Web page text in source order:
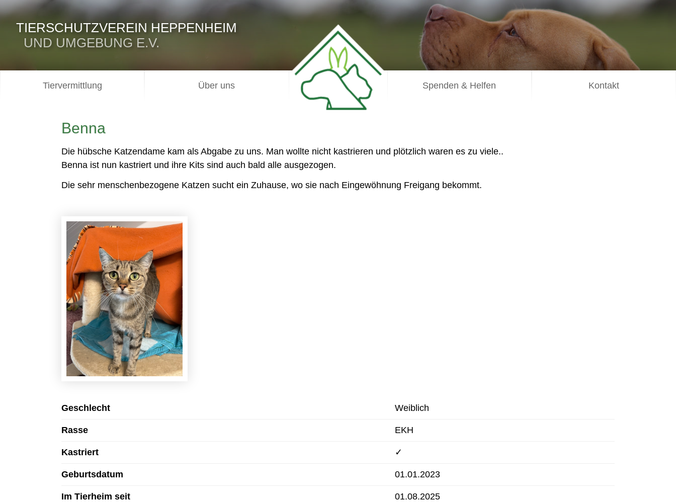
TIERSCHUTZVEREIN HEPPENHEIM
UND UMGEBUNG E.V.
Tiervermittlung Über uns Spenden & Helfen Kontakt
Benna
Die hübsche Katzendame kam als Abgabe zu uns. Man wollte nicht kastrieren und plötzlich waren es zu viele..
Benna ist nun kastriert und ihre Kits sind auch bald alle ausgezogen.
Die sehr menschenbezogene Katzen sucht ein Zuhause, wo sie nach Eingewöhnung Freigang bekommt.
Geschlecht Weiblich
Rasse EKH
Kastriert ✓
Geburtsdatum 01.01.2023
Im Tierheim seit 01.08.2025